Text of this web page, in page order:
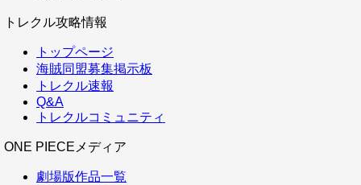
トレクル攻略情報
トップページ
海賊同盟募集掲示板
トレクル速報
Q&A
トレクルコミュニティ
ONE PIECEメディア
劇場版作品一覧